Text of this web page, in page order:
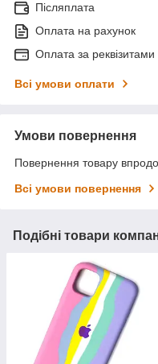
Післяплата
Оплата на рахунок
Оплата за реквізитами
Всі умови оплати
Умови повернення
Повернення товару
Всі умови повернення
Подібні товари